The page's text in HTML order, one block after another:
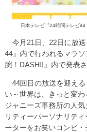
日本テレビ『24時間テレビ
今月21日、22日に放
44』内で行われるマラ
腕！DASH!!』内で発表さ
44回目の放送を迎える
い～世界は、きっと変
ジャニーズ事務所の人
リティーパーソナリテ
ーターをお笑いコンビ